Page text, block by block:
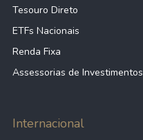
Tesouro Direto
ETFs Nacionais
Renda Fixa
Assessorias de Investimentos
Internacional